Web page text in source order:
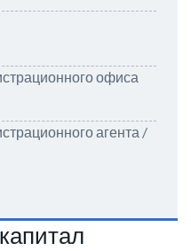
офиса
агента /